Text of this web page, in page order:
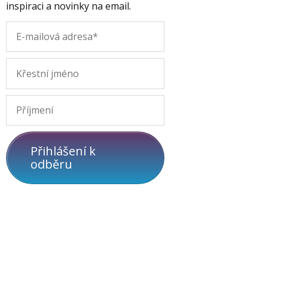
inspiraci a novinky na email.
Přihlášení k
odběru